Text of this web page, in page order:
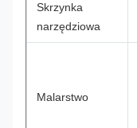
Skrzynka
narzędziowa
Malarstwo